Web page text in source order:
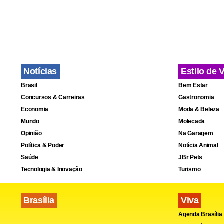
que jogos:
partida. O
(vale
eliminado
Notícias
Brasil
Concursos & Carreiras
Economia
Mundo
Opinião
Política & Poder
Saúde
Tecnologia & Inovação
Brasília
Estilo de
Bem Estar
Gastronomia
Moda & Beleza
Molecada
Na Garagem
Notícia Animal
JBr Pets
Turismo
Viva
Agenda Brasília